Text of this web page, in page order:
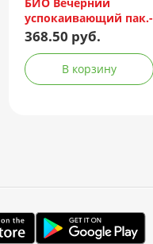
успокаивающий пак.-
фильтр 2г №20
368.50 руб.
В корзину